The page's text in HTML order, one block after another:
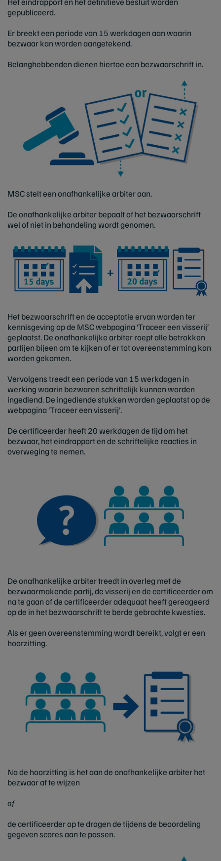
gepubliceerd.
Er breekt een periode van 15 werkdagen aan waarin
bezwaar kan worden aangetekend.
Belanghebbenden dienen hiertoe een bezwaarschrift in.
MSC stelt een onafhankelijke arbiter aan.
De onafhankelijke arbiter bepaalt of het bezwaarschrift
wel of niet in behandeling wordt genomen.
Het bezwaarschrift en de acceptatie ervan worden ter
kennisgeving op de MSC webpagina ‘Traceer een visserij’
geplaatst. De onafhankelijke arbiter roept alle betrokken
partijen bijeen om te kijken of er tot overeenstemming kan
worden gekomen.
Vervolgens treedt een periode van 15 werkdagen in
werking waarin bezwaren schriftelijk kunnen worden
ingediend. De ingediende stukken worden geplaatst op de
webpagina ‘Traceer een visserij’.
De certificeerder heeft 20 werkdagen de tijd om het
bezwaar, het eindrapport en de schriftelijke reacties in
overweging te nemen.
De onafhankelijke arbiter treedt in overleg met de
bezwaarmakende partij, de visserij en de certificeerder om
na te gaan of de certificeerder adequaat heeft gereageerd
op de in het bezwaarschrift te berde gebrachte kwesties.
Als er geen overeenstemming wordt bereikt, volgt er een
hoorzitting.
Na de hoorzitting is het aan de onafhankelijke arbiter het
bezwaar af te wijzen
of
de certificeerder op te dragen de tijdens de beoordeling
gegeven scores aan te passen.